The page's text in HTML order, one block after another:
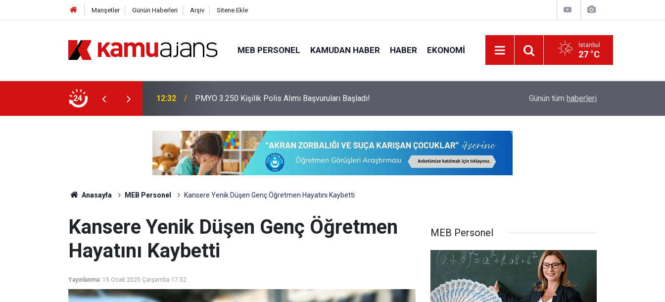
Manşetler Günün Haberleri Arşiv Sitene Ekle
MEB PERSONEL KAMUDAN HABER HABER EKONOMI İstanbul
27 °C
24 01:14 PMYO Kapsamında 3.250 Adet Polis Alımı Yapılacak! Erciyes Üniversitesi KPSS Puanıyla 204 Adet
Günün tüm haberleri
Anasayfa MEB Personel Kansere Yenik Düşen Genç Öğretmen Hayatını Kaybetti
Kansere Yenik Düşen Genç Öğretmen
Hayatını Kaybetti
Yayınlanma: 15 Ocak 2025 Çarşamba 17:52
MEB Personel